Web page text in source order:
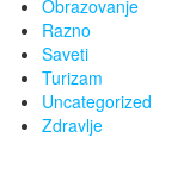
Obrazovanje
Razno
Saveti
Turizam
Uncategorized
Zdravlje